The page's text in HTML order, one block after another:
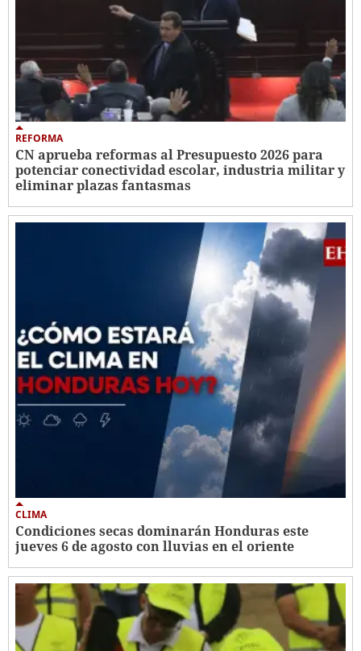
REFORMA
CN aprueba reformas al Presupuesto 2026 para
potenciar conectividad escolar, industria militar y
eliminar plazas fantasmas
CLIMA
Condiciones secas dominarán Honduras este
jueves 6 de agosto con lluvias en el oriente